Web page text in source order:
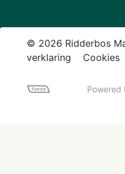
© 2026 Ridderbos
verklaring
Cookies
Powered